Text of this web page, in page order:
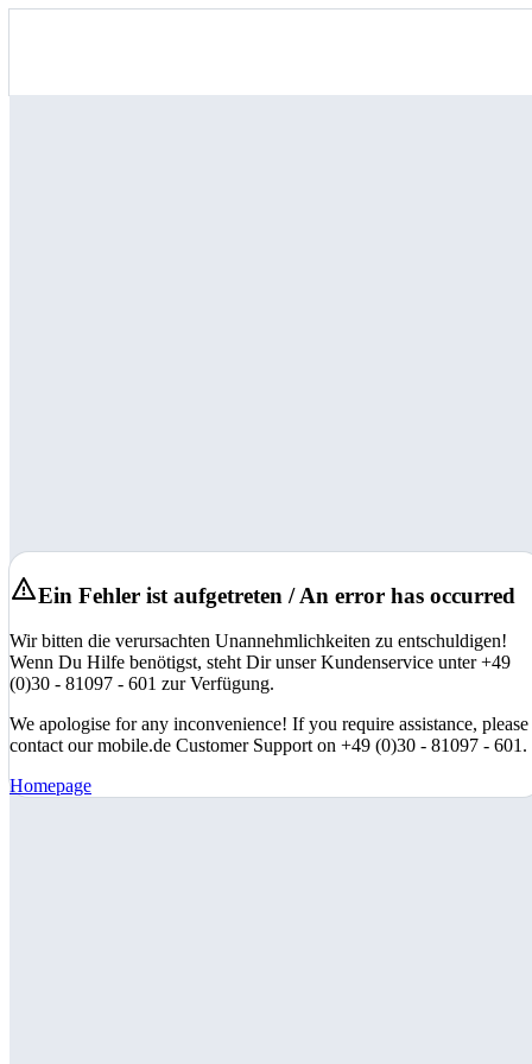
Ein Fehler ist aufgetreten / An error has occurred
Wir bitten die verursachten Unannehmlichkeiten zu entschuldigen!
Wenn Du Hilfe benötigst, steht Dir unser Kundenservice unter +49
(0)30 - 81097 - 601 zur Verfügung.
We apologise for any inconvenience! If you require assistance, please
contact our mobile.de Customer Support on +49 (0)30 - 81097 - 601.
Homepage